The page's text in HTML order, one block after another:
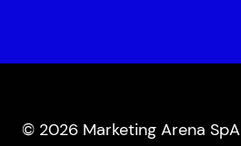
© 2026 Marketing Arena SpA